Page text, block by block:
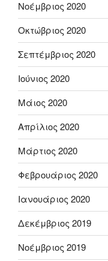
Νοέμβριος 2020
Οκτώβριος 2020
Σεπτέμβριος 2020
Ιούνιος 2020
Μάιος 2020
Απρίλιος 2020
Μάρτιος 2020
Φεβρουάριος 2020
Ιανουάριος 2020
Δεκέμβριος 2019
Νοέμβριος 2019